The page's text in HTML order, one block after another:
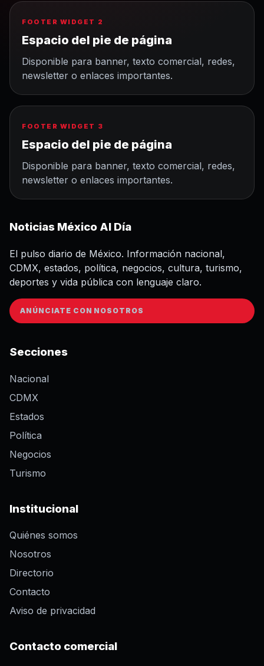
FOOTER WIDGET 2
Espacio del pie de página
Disponible para banner, texto comercial, redes,
newsletter o enlaces importantes.
FOOTER WIDGET 3
Espacio del pie de página
Disponible para banner, texto comercial, redes,
newsletter o enlaces importantes.
Noticias México Al Día
El pulso diario de México. Información nacional,
CDMX, estados, política, negocios, cultura, turismo,
deportes y vida pública con lenguaje claro.
ANÚNCIATE CON NOSOTROS
Secciones
Nacional
CDMX
Estados
Política
Negocios
Turismo
Institucional
Quiénes somos
Nosotros
Directorio
Contacto
Aviso de privacidad
Contacto comercial